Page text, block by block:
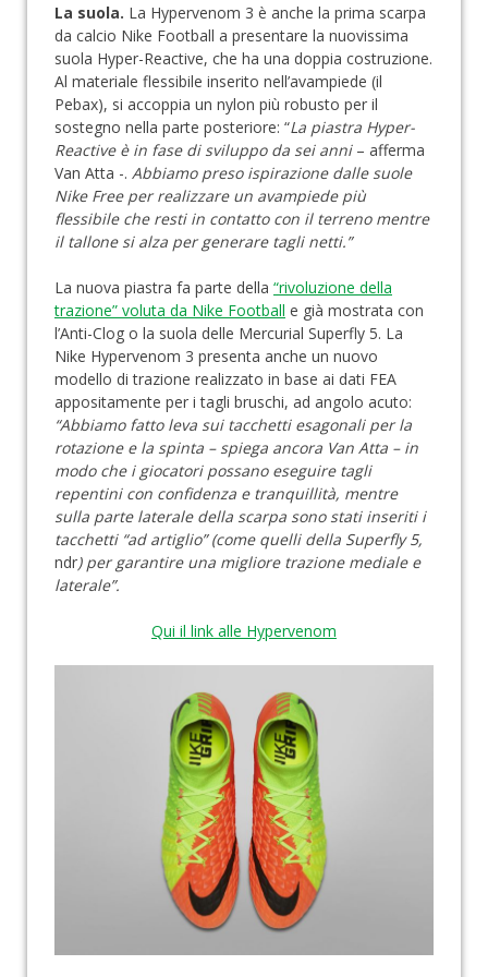
La suola. La Hypervenom 3 è anche la prima scarpa
da calcio Nike Football a presentare la nuovissima
suola Hyper-Reactive, che ha una doppia costruzione.
Al materiale flessibile inserito nell’avampiede (il
Pebax), si accoppia un nylon più robusto per il
sostegno nella parte posteriore: “La piastra Hyper-
Reactive è in fase di sviluppo da sei anni – afferma
Van Atta -. Abbiamo preso ispirazione dalle suole
Nike Free per realizzare un avampiede più
flessibile che resti in contatto con il terreno mentre
il tallone si alza per generare tagli netti.”
La nuova piastra fa parte della “rivoluzione della
trazione” voluta da Nike Football e già mostrata con
l’Anti-Clog o la suola delle Mercurial Superfly 5. La
Nike Hypervenom 3 presenta anche un nuovo
modello di trazione realizzato in base ai dati FEA
appositamente per i tagli bruschi, ad angolo acuto:
“Abbiamo fatto leva sui tacchetti esagonali per la
rotazione e la spinta – spiega ancora Van Atta – in
modo che i giocatori possano eseguire tagli
repentini con confidenza e tranquillità, mentre
sulla parte laterale della scarpa sono stati inseriti i
tacchetti “ad artiglio” (come quelli della Superfly 5,
ndr) per garantire una migliore trazione mediale e
laterale”.
Qui il link alle Hypervenom